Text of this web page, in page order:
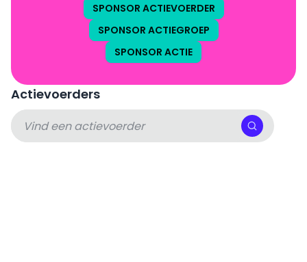
SPONSOR ACTIEVOERDER
SPONSOR ACTIEGROEP
SPONSOR ACTIE
Actievoerders